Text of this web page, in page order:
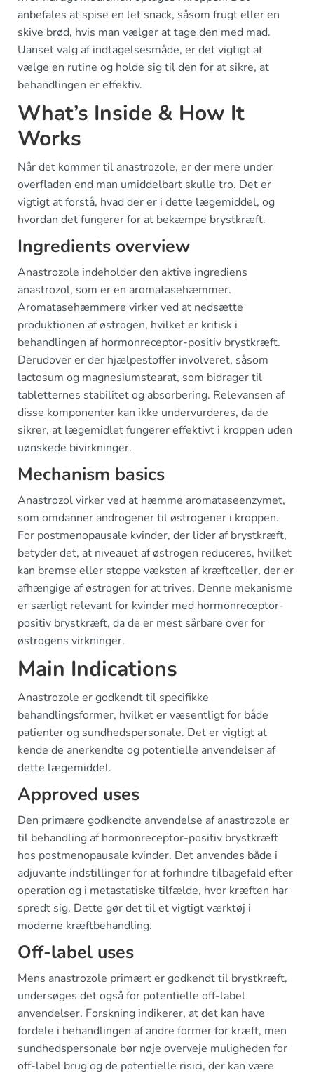
anbefales at spise en let snack, såsom frugt eller en
skive brød, hvis man vælger at tage den med mad.
Uanset valg af indtagelsesmåde, er det vigtigt at
vælge en rutine og holde sig til den for at sikre, at
behandlingen er effektiv.
What’s Inside & How It
Works
Når det kommer til anastrozole, er der mere under
overfladen end man umiddelbart skulle tro. Det er
vigtigt at forstå, hvad der er i dette lægemiddel, og
hvordan det fungerer for at bekæmpe brystkræft.
Ingredients overview
Anastrozole indeholder den aktive ingrediens
anastrozol, som er en aromatasehæmmer.
Aromatasehæmmere virker ved at nedsætte
produktionen af østrogen, hvilket er kritisk i
behandlingen af hormonreceptor-positiv brystkræft.
Derudover er der hjælpestoffer involveret, såsom
lactosum og magnesiumstearat, som bidrager til
tabletternes stabilitet og absorbering. Relevansen af
disse komponenter kan ikke undervurderes, da de
sikrer, at lægemidlet fungerer effektivt i kroppen uden
uønskede bivirkninger.
Mechanism basics
Anastrozol virker ved at hæmme aromataseenzymet,
som omdanner androgener til østrogener i kroppen.
For postmenopausale kvinder, der lider af brystkræft,
betyder det, at niveauet af østrogen reduceres, hvilket
kan bremse eller stoppe væksten af kræftceller, der er
afhængige af østrogen for at trives. Denne mekanisme
er særligt relevant for kvinder med hormonreceptor-
positiv brystkræft, da de er mest sårbare over for
østrogens virkninger.
Main Indications
Anastrozole er godkendt til specifikke
behandlingsformer, hvilket er væsentligt for både
patienter og sundhedspersonale. Det er vigtigt at
kende de anerkendte og potentielle anvendelser af
dette lægemiddel.
Approved uses
Den primære godkendte anvendelse af anastrozole er
til behandling af hormonreceptor-positiv brystkræft
hos postmenopausale kvinder. Det anvendes både i
adjuvante indstillinger for at forhindre tilbagefald efter
operation og i metastatiske tilfælde, hvor kræften har
spredt sig. Dette gør det til et vigtigt værktøj i
moderne kræftbehandling.
Off-label uses
Mens anastrozole primært er godkendt til brystkræft,
undersøges det også for potentielle off-label
anvendelser. Forskning indikerer, at det kan have
fordele i behandlingen af andre former for kræft, men
sundhedspersonale bør nøje overveje muligheden for
off-label brug og de potentielle risici, der kan være